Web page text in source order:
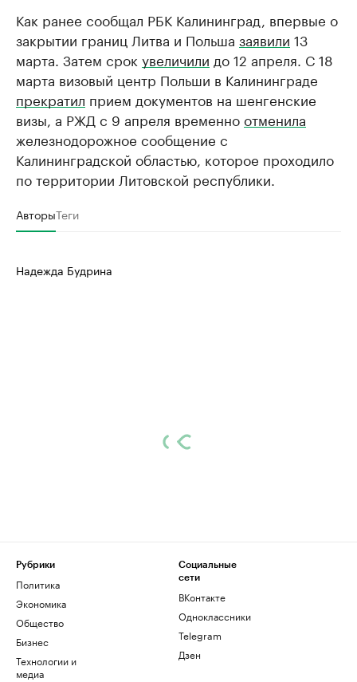
Как ранее сообщал РБК Калининград, впервые о
закрытии границ Литва и Польша заявили 13
марта. Затем срок увеличили до 12 апреля. С 18
марта визовый центр Польши в Калининграде
прекратил прием документов на шенгенские
визы, а РЖД с 9 апреля временноотменила
железнодорожное сообщение с
Калининградской областью, которое проходило
по территории Литовской республики.
АвторыТеги
Надежда Будрина
Рубрики
Политика
Экономика
Общество
Бизнес
Технологии и
медиа
Социальные
сети
ВКонтакте
Одноклассники
Telegram
Дзен